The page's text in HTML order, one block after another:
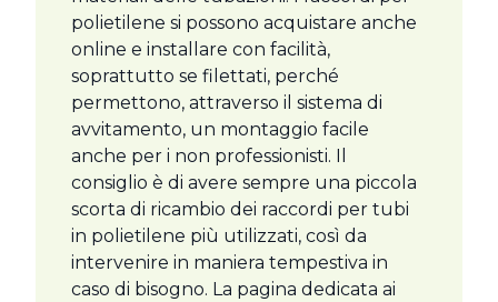
polietilene si possono acquistare anche
online e installare con facilità,
soprattutto se filettati, perché
permettono, attraverso il sistema di
avvitamento, un montaggio facile
anche per i non professionisti. Il
consiglio è di avere sempre una piccola
scorta di ricambio dei raccordi per tubi
in polietilene più utilizzati, così da
intervenire in maniera tempestiva in
caso di bisogno. La pagina dedicata ai